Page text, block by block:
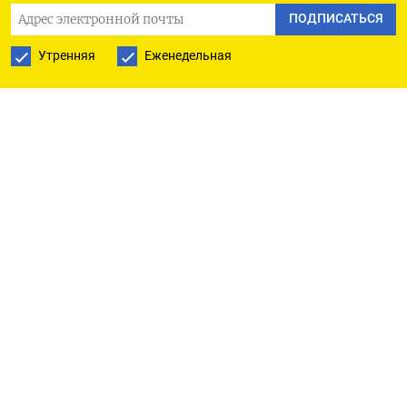
ПОДПИСАТЬСЯ
Утренняя Еженедельная
«Ставки тарифов на импорт достигли
максимальных уровней, и в определенный
момент США с Китаем попытаются ослабить
обострившиеся разногласия. Однако торговые